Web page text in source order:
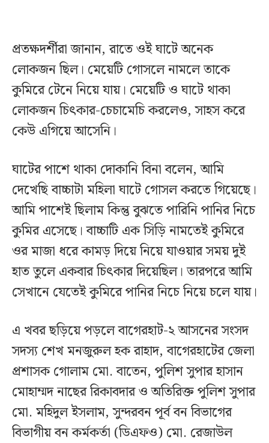
প্রতক্ষদর্শীরা জানান, রাতে ওই ঘাটে অনেক
লোকজন ছিল। মেয়েটি গোসলে নামলে তাকে
কুমিরে টেনে নিয়ে যায়। মেয়েটি ও ঘাটে থাকা
লোকজন চিৎকার-চেচামেচি করলেও, সাহস করে
কেউ এগিয়ে আসেনি।
ঘাটের পাশে থাকা দোকানি বিনা বলেন, আমি
দেখেছি বাচ্চাটা মহিলা ঘাটে গোসল করতে গিয়েছে।
আমি পাশেই ছিলাম কিন্তু বুঝতে পারিনি পানির নিচে
কুমির এসেছে। বাচ্চাটি এক সিড়ি নামতেই কুমিরে
ওর মাজা ধরে কামড় দিয়ে নিয়ে যাওয়ার সময় দুই
হাত তুলে একবার চিৎকার দিয়েছিল। তারপরে আমি
সেখানে যেতেই কুমিরে পানির নিচে নিয়ে চলে যায়।
এ খবর ছড়িয়ে পড়লে বাগেরহাট-২ আসনের সংসদ
সদস্য শেখ মনজুরুল হক রাহাদ, বাগেরহাটের জেলা
প্রশাসক গোলাম মো. বাতেন, পুলিশ সুপার হাসান
মোহাম্মদ নাছের রিকাবদার ও অতিরিক্ত পুলিশ সুপার
মো. মহিদুল ইসলাম, সুন্দরবন পূর্ব বন বিভাগের
বিভাগীয় বন কর্মকর্তা (ডিএফও) মো. রেজাউল